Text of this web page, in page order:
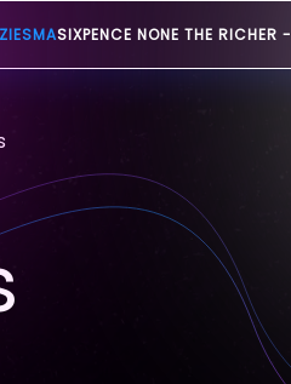
SIXPENCE NONE THE RICHER -